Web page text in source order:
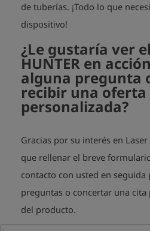
de tuberías. ¡Todo lo que
dispositivo!
¿Le gustaría ver
HUNTER en
alguna pregunta
recibir una oferta
personalizada?
Gracias por su interés en Laser
que rellenar el breve
contacto con usted en seguida
preguntas o concertar una
del producto.